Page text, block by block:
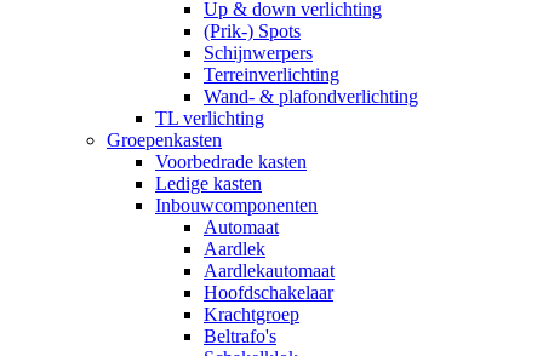
Up & down verlichting
(Prik-) Spots
Schijnwerpers
Terreinverlichting
Wand- & plafondverlichting
TL verlichting
Groepenkasten
Voorbedrade kasten
Ledige kasten
Inbouwcomponenten
Automaat
Aardlek
Aardlekautomaat
Hoofdschakelaar
Krachtgroep
Beltrafo's